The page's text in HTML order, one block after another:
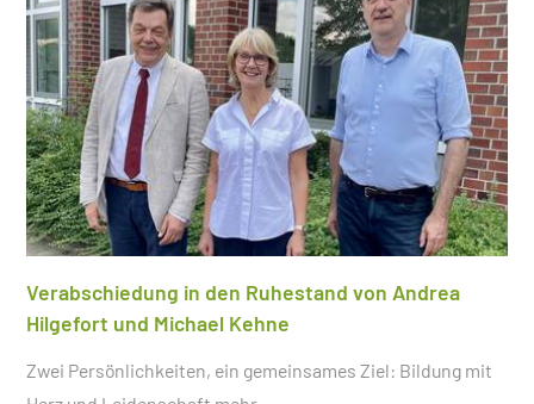
Verabschiedung in den Ruhestand von Andrea
Hilgefort und Michael Kehne
Zwei Persönlichkeiten, ein gemeinsames Ziel: Bildung mit